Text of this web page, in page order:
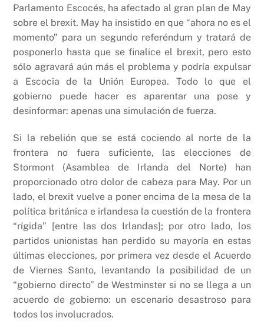
Parlamento Escocés, ha afectado al gran plan de May
sobre el brexit. May ha insistido en que “ahora no es el
momento” para un segundo referéndum y tratará de
posponerlo hasta que se finalice el brexit, pero esto
sólo agravará aún más el problema y podría expulsar
a Escocia de la Unión Europea. Todo lo que el
gobierno puede hacer es aparentar una pose y
desinformar: apenas una simulación de fuerza.
Si la rebelión que se está cociendo al norte de la
frontera no fuera suficiente, las elecciones de
Stormont (Asamblea de Irlanda del Norte) han
proporcionado otro dolor de cabeza para May. Por un
lado, el brexit vuelve a poner encima de la mesa de la
política británica e irlandesa la cuestión de la frontera
“rígida” [entre las dos Irlandas]; por otro lado, los
partidos unionistas han perdido su mayoría en estas
últimas elecciones, por primera vez desde el Acuerdo
de Viernes Santo, levantando la posibilidad de un
“gobierno directo” de Westminster si no se llega a un
acuerdo de gobierno: un escenario desastroso para
todos los involucrados.